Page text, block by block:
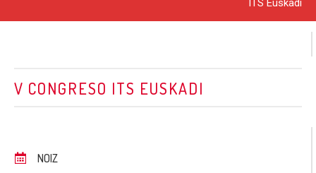
ITS Euskadi
V CONGRESO ITS EUSKADI
NOIZ